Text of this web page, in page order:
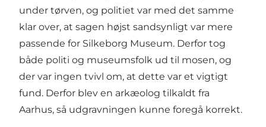
under tørven, og politiet var med det samme
klar over, at sagen højst sandsynligt var mere
passende for Silkeborg Museum. Derfor tog
både politi og museumsfolk ud til mosen, og
der var ingen tvivl om, at dette var et vigtigt
fund. Derfor blev en arkæolog tilkaldt fra
Aarhus, så udgravningen kunne foregå korrekt.